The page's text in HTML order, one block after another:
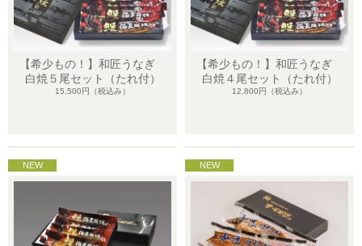
【希少もの！】和匠うなぎ
白焼５尾セット（たれ付）
15,500円 （税込み）
【希少もの！】和匠うなぎ
白焼４尾セット（たれ付）
12,800円 （税込み）